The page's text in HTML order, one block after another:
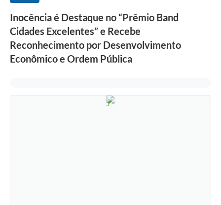
Renuncia de Receita
Galeria de Fotos
Inocência é Destaque no “Prêmio Band
Cidades Excelentes” e Recebe
Reconhecimento por Desenvolvimento
Econômico e Ordem Pública